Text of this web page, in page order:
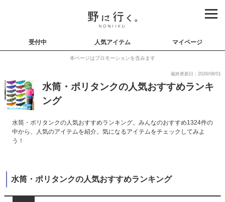
受付中 人気アイテム マイページ
本ページはプロモーションを含みます
最終更新日：2026/08/01
水筒・ポリタンクの人気おすすめランキ
ング
水筒・ポリタンクの人気おすすめランキング。みんなのおすすめ1324件の
中から、人気のアイテムを紹介。気になるアイテムをチェックしてみよ
う！
水筒・ポリタンクの人気おすすめランキング